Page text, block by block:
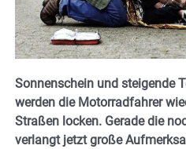
Sonnenschein und steigende
werden die Motorradfahrer
Straßen locken. Gerade die
verlangt jetzt große